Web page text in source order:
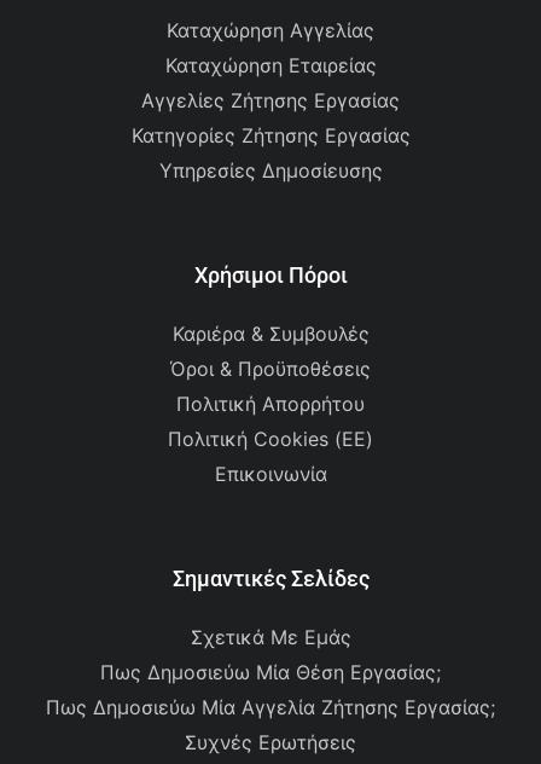
Καταχώρηση Αγγελίας
Καταχώρηση Εταιρείας
Αγγελίες Ζήτησης Εργασίας
Κατηγορίες Ζήτησης Εργασίας
Υπηρεσίες Δημοσίευσης
Χρήσιμοι Πόροι
Καριέρα & Συμβουλές
Όροι & Προϋποθέσεις
Πολιτική Απορρήτου
Πολιτική Cookies (ΕΕ)
Επικοινωνία
Σημαντικές Σελίδες
Σχετικά Με Εμάς
Πως Δημοσιεύω Μία Θέση Εργασίας;
Πως Δημοσιεύω Μία Αγγελία Ζήτησης Εργασίας;
Συχνές Ερωτήσεις